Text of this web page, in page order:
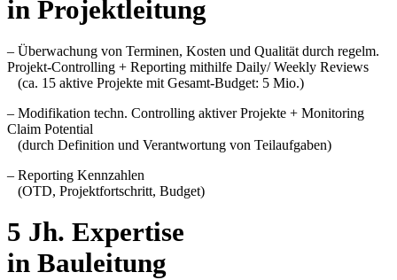
in Projektleitung
– Überwachung von Terminen, Kosten und Qualität durch regelm.
Projekt-Controlling + Reporting mithilfe Daily/ Weekly Reviews
(ca. 15 aktive Projekte mit Gesamt-Budget: 5 Mio.)
– Modifikation techn. Controlling aktiver Projekte + Monitoring
Claim Potential
(durch Definition und Verantwortung von Teilaufgaben)
– Reporting Kennzahlen
(OTD, Projektfortschritt, Budget)
5 Jh. Expertise
in Bauleitung